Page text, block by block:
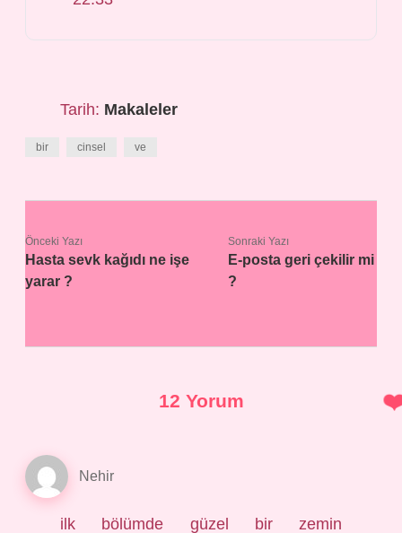
Tarih: Makaleler
bir cinsel ve
Önceki Yazı
Hasta sevk kağıdı ne işe
yarar ?
Sonraki Yazı
E-posta geri çekilir mi
?
12 Yorum
Nehir
ilk bölümde güzel bir zemin